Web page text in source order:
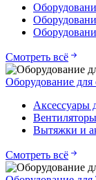
Смотреть всё
Оборудование для
Аксессуары
Вытяжки и
Смотреть всё